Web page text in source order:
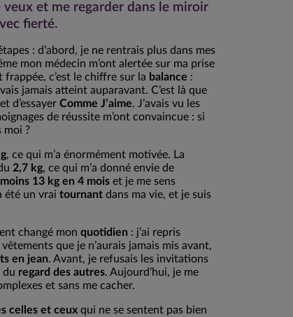
veux et me regarder dans le miroir
fierté.
: d’abord, je ne rentrais plus dans mes
mon médecin m’ont alertée sur ma prise
frappée, c’est le chiffre sur la balance :
jamais atteint auparavant. C’est là que
d’essayer Comme J’aime. J’avais vu les
de réussite m’ont convaincue : si
moi ?
, ce qui m’a énormément motivée. La
2,7 kg, ce qui m’a donné envie de
moins 13 kg en 4 mois et je me sens
été un vrai tournant dans ma vie, et je suis
changé mon quotidien : j’ai repris
vêtements que je n’aurais jamais mis avant,
en jean. Avant, je refusais les invitations
du regard des autres. Aujourd’hui, je me
et sans me cacher.
celles et ceux qui ne se sentent pas bien